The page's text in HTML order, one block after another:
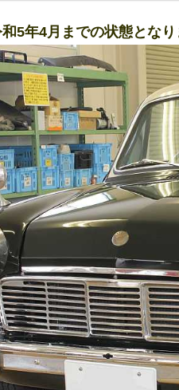
すのと、バッテリー
5年4月までの状態となり